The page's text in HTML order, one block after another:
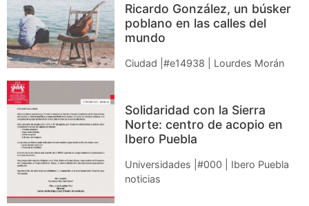
Ricardo González, un búsker
poblano en las calles del
mundo
Ciudad |#e14938 | Lourdes Morán
Solidaridad con la Sierra
Norte: centro de acopio en
Ibero Puebla
Universidades |#000 | Ibero Puebla
noticias